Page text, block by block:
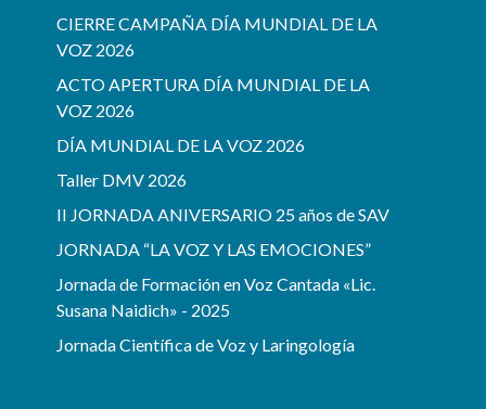
CIERRE CAMPAÑA DÍA MUNDIAL DE LA
VOZ 2026
ACTO APERTURA DÍA MUNDIAL DE LA
VOZ 2026
DÍA MUNDIAL DE LA VOZ 2026
Taller DMV 2026
II JORNADA ANIVERSARIO 25 años de SAV
JORNADA “LA VOZ Y LAS EMOCIONES”
Jornada de Formación en Voz Cantada «Lic.
Susana Naidich» - 2025
Jornada Científica de Voz y Laringología